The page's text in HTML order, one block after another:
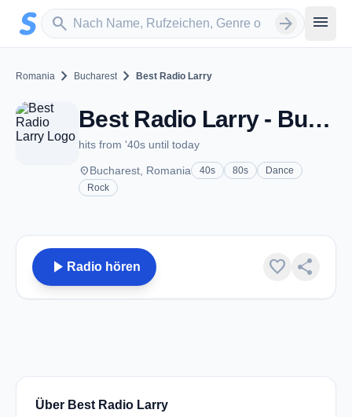
Zum Hauptinhalt springen
search
Sender suchen arrow_forward menu
Romania chevron_right Bucharest chevron_right Best Radio Larry
Best Radio Larry - Bucharest
hits from '40s until today
placeBucharest, Romania 40s 80s
Dance
Rock
play_arrow Radio hören favorite share
Über Best Radio Larry